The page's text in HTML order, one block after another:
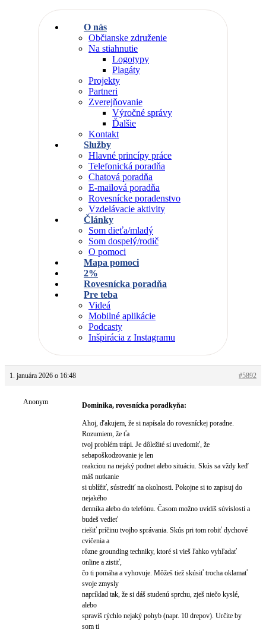
O nás
Občianske združenie
Na stiahnutie
Logotypy
Plagáty
Projekty
Partneri
Zverejňovanie
Výročné správy
Ďalšie
Kontakt
Služby
Hlavné princípy práce
Telefonická poradňa
Chatová poradňa
E-mailová poradňa
Rovesnícke poradenstvo
Vzdelávacie aktivity
Články
Som dieťa/mladý
Som dospelý/rodič
O pomoci
Mapa pomoci
2%
Rovesnícka poradňa
Pre teba
Videá
Mobilné aplikácie
Podcasty
Inšpirácia z Instagramu
1. januára 2026 o 16:48 #5892
Anonym Dominika, rovesnícka poradkyňa:
Ahoj, ďakujem, že si napísala do rovesníckej poradne.
Rozumiem, že ťa
tvoj problém trápi. Je dôležité si uvedomiť, že
sebapoškodzovanie je len
reakciou na nejaký podnet alebo situáciu. Skús sa vždy keď
máš nutkanie
si ublížiť, sústrediť na okolnosti. Pokojne si to zapisuj do
nejakého
denníka alebo do telefónu. Časom možno uvidíš súvislosti a
budeš vedieť
riešiť príčinu tvojho správania. Skús pri tom robiť dychové
cvičenia a
rôzne grounding techniky, ktoré si vieš ľahko vyhľadať
online a zistiť,
čo ti pomáha a vyhovuje. Môžeš tiež skúsiť trocha oklamať
svoje zmysly
napríklad tak, že si dáš studenú sprchu, zješ niečo kyslé,
alebo
spravíš rýchlo nejaký pohyb (napr. 10 drepov). Určite by
som ti